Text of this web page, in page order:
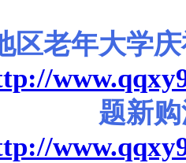
区老年大学
题新